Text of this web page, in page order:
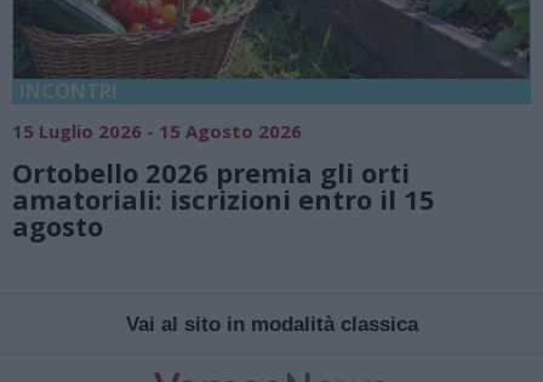
INCONTRI
15 Luglio 2026 - 15 Agosto 2026
Ortobello 2026 premia gli orti
amatoriali: iscrizioni entro il 15
agosto
Vai al sito in modalità classica